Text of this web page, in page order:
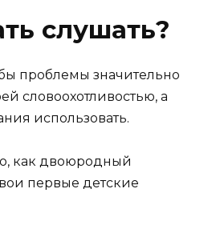
слушать?
проблемы значительно
словоохотливостью, а
использовать.
как двоюродный
первые детские